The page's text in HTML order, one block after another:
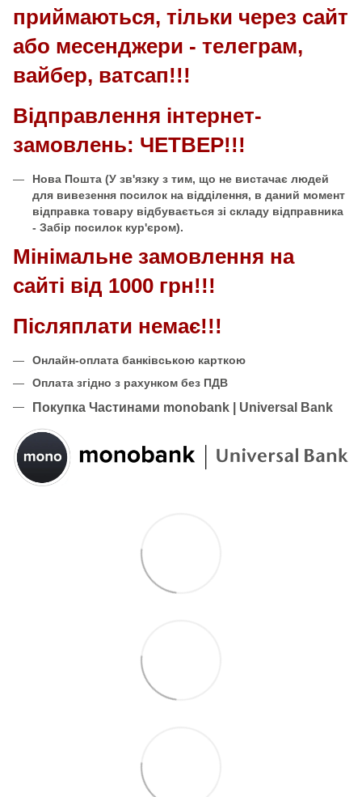
приймаються, тільки через сайт
або месенджери - телеграм,
вайбер, ватсап!!!
Відправлення інтернет-
замовлень: ЧЕТВЕР!!!
Нова Пошта (У зв'язку з тим, що не вистачає людей
для вивезення посилок на відділення, в даний момент
відправка товару відбувається зі складу відправника
- Забір посилок кур'єром).
Мінімальне замовлення на
сайті від 1000 грн!!!
Післяплати немає!!!
Онлайн-оплата банківською карткою
Оплата згідно з рахунком без ПДВ
Покупка Частинами monobank | Universal Bank